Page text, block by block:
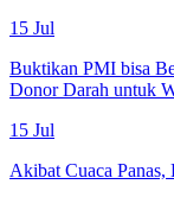
15 Jul
Buktikan PMI bisa
Donor Darah untuk
15 Jul
Akibat Cuaca